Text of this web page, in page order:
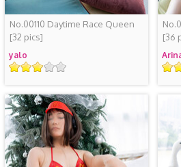
No.00110 Daytime Race Queen
[32 pics]
yalo
评
[36
评